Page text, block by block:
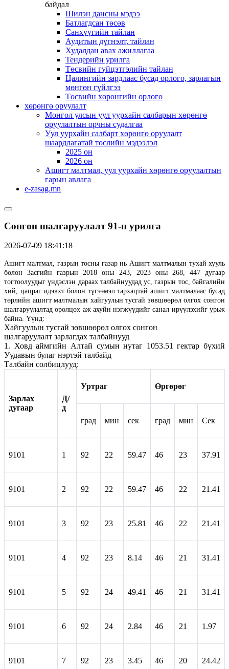
байдал
Шилэн дансны мэдээ
Батлагдсан төсөв
Санхүүгийн тайлан
Аудитын дүгнэлт, тайлан
Худалдан авах ажиллагаа
Тендерийн урилга
Төсвийн гүйцэтгэлийн тайлан
Цалингийн зардлаас бусад орлого, зарлагын
мөнгөн гүйлгээ
Төсвийн хөрөнгийн орлого
хөрөнгө оруулалт
Монгол улсын уул уурхайн салбарын хөрөнгө
оруулалтын орчны судалгаа
Уул уурхайн салбарт хөрөнгө оруулалт
шаардлагатай төслийн мэдээлэл
2025 он
2026 он
Ашигт малтмал, уул уурхайн хөрөнгө оруулалтын
гарын авлага
e-zasag.mn
Сонгон шалгаруулалт 91-н урилга
2026-07-09 18:41:18
Ашигт малтмал, газрын тосны газар нь Ашигт малтмалын тухай хууль
болон Засгийн газрын 2018 оны 243, 2023 оны 268, 447 дугаар
тогтоолуудыг үндэслэн дараах талбайнуудад ус, газрын тос, байгалийн
хий, цацраг идэвхт болон түгээмэл тархацтай ашигт малтмалаас бусад
төрлийн ашигт малтмалын хайгуулын тусгай зөвшөөрөл олгох сонгон
шалгаруулалтад оролцох аж ахуйн нэгжүүдийг санал ирүүлэхийг урьж
байна. Үүнд:
Хайгуулын тусгай зөвшөөрөл олгох сонгон
шалгаруулалт зарлагдах талбайнууд
1. Ховд аймгийн Алтай сумын нутаг 1053.51 гектар бүхий
Уудавын булаг нэртэй талбайд
Талбайн солбицлууд:
Зарлах
дугаар
Д/
д
Уртраг Өргөрөг
град мин сек град мин Сек
9101 1 92 22 59.47 46 23 37.91
9101 2 92 22 59.47 46 22 21.41
9101 3 92 23 25.81 46 22 21.41
9101 4 92 23 8.14 46 21 31.41
9101 5 92 24 49.41 46 21 31.41
9101 6 92 24 2.84 46 21 1.97
9101 7 92 23 3.45 46 20 24.42